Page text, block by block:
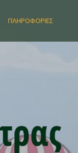
ΠΛΗΡΟΦΟΡΊΕΣ